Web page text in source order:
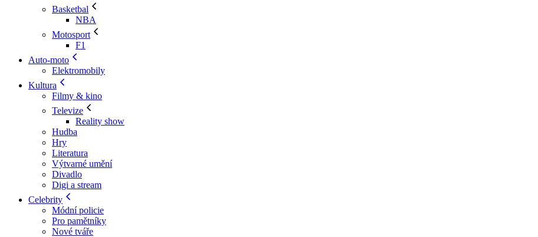
Basketbal
NBA
Motosport
F1
Auto-moto
Elektromobily
Kultura
Filmy & kino
Televize
Reality show
Hudba
Hry
Literatura
Výtvarné umění
Divadlo
Digi a stream
Celebrity
Módní policie
Pro pamětníky
Nové tváře